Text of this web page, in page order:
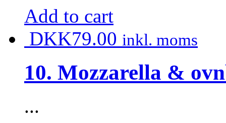
Add to cart
DKK79.00 inkl. moms
10. Mozzarella &
...